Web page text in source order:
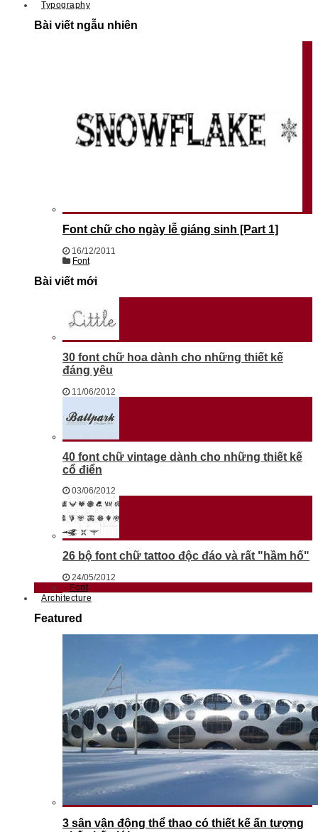
Typography
Bài viết ngẫu nhiên
Font chữ cho ngày lễ giáng sinh [Part 1]
16/12/2011
Font
Bài viết mới
30 font chữ hoa dành cho những thiết kế
đáng yêu
11/06/2012
40 font chữ vintage dành cho những thiết kế
cổ điển
03/06/2012
26 bộ font chữ tattoo độc đáo và rất "hầm hố"
24/05/2012
Font
Architecture
Featured
3 sân vận động thể thao có thiết kế ấn tượng